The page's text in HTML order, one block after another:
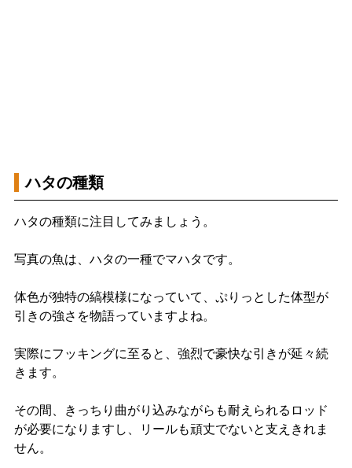
ハタの種類
ハタの種類に注目してみましょう。
写真の魚は、ハタの一種でマハタです。
体色が独特の縞模様になっていて、ぷりっとした体型が
引きの強さを物語っていますよね。
実際にフッキングに至ると、強烈で豪快な引きが延々続
きます。
その間、きっちり曲がり込みながらも耐えられるロッド
が必要になりますし、リールも頑丈でないと支えきれま
せん。